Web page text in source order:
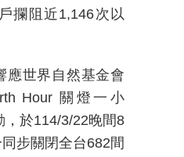
攔阻近1,146次以
應世界自然基金會
Hour 關燈一小
，於114/3/22晚間8
步關閉全台682間